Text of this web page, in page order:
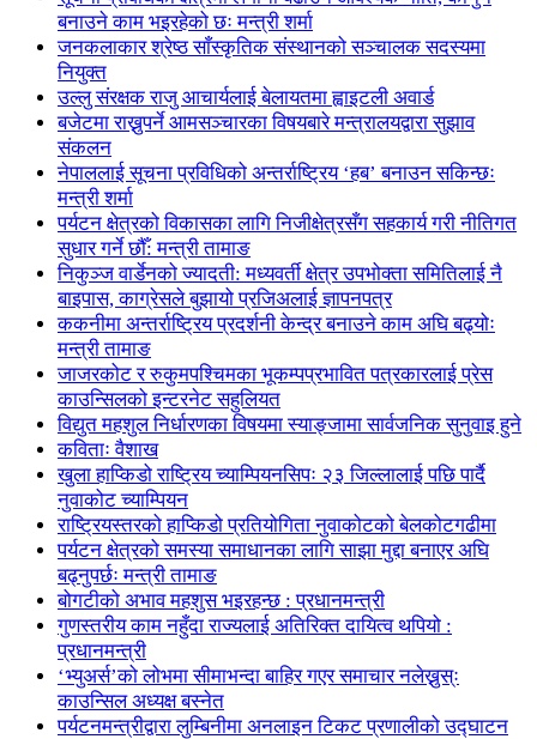
बनाउने काम भइरहेको छः मन्त्री शर्मा
जनकलाकार श्रेष्ठ साँस्कृतिक संस्थानको सञ्चालक सदस्यमा
नियुक्त
उल्लु संरक्षक राजु आचार्यलाई बेलायतमा ह्वाइटली अवार्ड
बजेटमा राख्नुपर्ने आमसञ्चारका विषयबारे मन्त्रालयद्वारा सुझाव
संकलन
नेपाललाई सूचना प्रविधिको अन्तर्राष्ट्रिय ‘हब’ बनाउन सकिन्छः
मन्त्री शर्मा
पर्यटन क्षेत्रको विकासका लागि निजीक्षेत्रसँग सहकार्य गरी नीतिगत
सुधार गर्ने छौँ: मन्त्री तामाङ
निकुञ्ज वार्डेनको ज्यादती: मध्यवर्ती क्षेत्र उपभोक्ता समितिलाई नै
बाइपास, काग्रेसले बुझायो प्रजिअलाई ज्ञापनपत्र
ककनीमा अन्तर्राष्ट्रिय प्रदर्शनी केन्द्र बनाउने काम अघि बढ्योः
मन्त्री तामाङ
जाजरकोट र रुकुमपश्चिमका भूकम्पप्रभावित पत्रकारलाई प्रेस
काउन्सिलको इन्टरनेट सहुलियत
विद्युत महशुल निर्धारणका विषयमा स्याङ्जामा सार्वजनिक सुनुवाइ हुने
कविताः वैशाख
खुला हाप्किडो राष्ट्रिय च्याम्पियनसिपः २३ जिल्लालाई पछि पार्दै
नुवाकोट च्याम्पियन
राष्ट्रियस्तरको हाप्किडो प्रतियोगिता नुवाकोटको बेलकोटगढीमा
पर्यटन क्षेत्रको समस्या समाधानका लागि साझा मुद्दा बनाएर अघि
बढ्नुपर्छः मन्त्री तामाङ
बोगटीको अभाव महशुस भइरहन्छ : प्रधानमन्त्री
गुणस्तरीय काम नहुँदा राज्यलाई अतिरिक्त दायित्व थपियो :
प्रधानमन्त्री
‘भ्युअर्स’को लोभमा सीमाभन्दा बाहिर गएर समाचार नलेख्नुस्ः
काउन्सिल अध्यक्ष बस्नेत
पर्यटनमन्त्रीद्वारा लुम्बिनीमा अनलाइन टिकट प्रणालीको उद्घाटन